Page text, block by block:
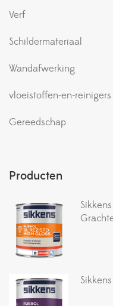
Verf
Schildermateriaal
Wandafwerking
vloeistoffen-en-reinigers
Gereedschap
Producten